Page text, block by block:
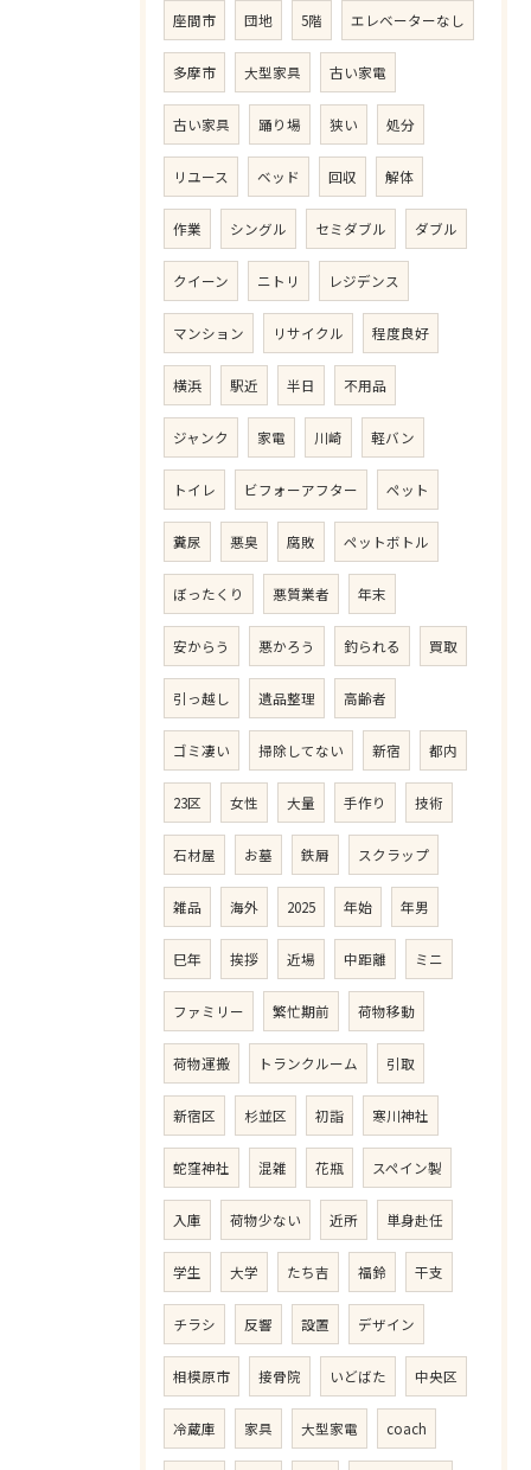
座間市 団地 5階 エレベーターなし
多摩市 大型家具 古い家電
古い家具 踊り場 狭い 処分
リユース ベッド 回収 解体
作業 シングル セミダブル ダブル
クイーン ニトリ レジデンス
マンション リサイクル 程度良好
横浜 駅近 半日 不用品
ジャンク 家電 川崎 軽バン
トイレ ビフォーアフター ペット
糞尿 悪臭 腐敗 ペットボトル
ぼったくり 悪質業者 年末
安からう 悪かろう 釣られる 買取
引っ越し 遺品整理 高齢者
ゴミ凄い 掃除してない 新宿 都内
23区 女性 大量 手作り 技術
石材屋 お墓 鉄屑 スクラップ
雑品 海外 2025 年始 年男
巳年 挨拶 近場 中距離 ミニ
ファミリー 繁忙期前 荷物移動
荷物運搬 トランクルーム 引取
新宿区 杉並区 初詣 寒川神社
蛇窪神社 混雑 花瓶 スペイン製
入庫 荷物少ない 近所 単身赴任
学生 大学 たち吉 福鈴 干支
チラシ 反響 設置 デザイン
相模原市 接骨院 いどばた 中央区
冷蔵庫 家具 大型家電 coach